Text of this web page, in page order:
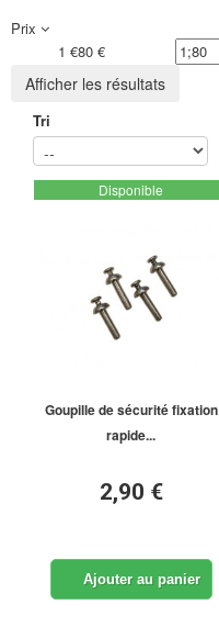
Prix
1 €80 €
Afficher les résultats
Tri
Disponible
Goupille de sécurité fixation
rapide...
2,90 €
Ajouter au panier